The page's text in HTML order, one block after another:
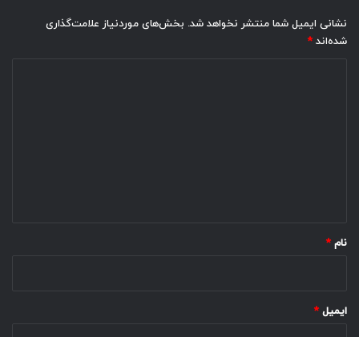
نشانی ایمیل شما منتشر نخواهد شد. بخش‌های موردنیاز علامت‌گذاری
شده‌اند *
نام *
ایمیل *